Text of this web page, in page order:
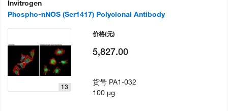
Invitrogen
Phospho-nNOS (Ser1417) Polyclonal Antibody
13
价格(元)
5,827.00
货号 PA1-032
100 µg